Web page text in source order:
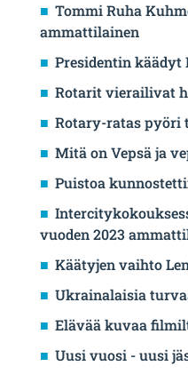
Tommi Ruha
ammattilainen
Presidentin käädyt
Rotarit vierailivat
Rotary-ratas pyöri
Mitä on Vepsä ja
Puistoa
vuoden 2023
Käätyjen vaihto
Ukrainalaisia
Elävää kuvaa
Uusi vuosi - uusi